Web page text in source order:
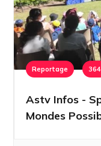
Reportage
Astv Infos -
Mondes